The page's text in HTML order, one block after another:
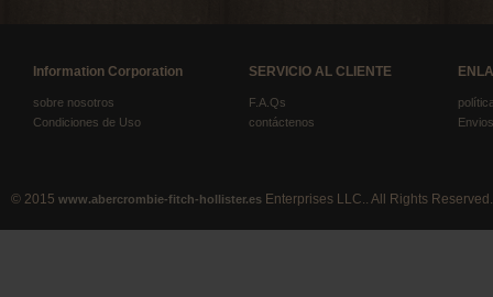
Information Corporation
sobre nosotros
Condiciones de Uso
SERVICIO AL CLIENTE
F.A.Qs
contáctenos
© 2015 www.abercrombie-fitch-hollister.es Enterprises LLC.. All Rights Reserved.